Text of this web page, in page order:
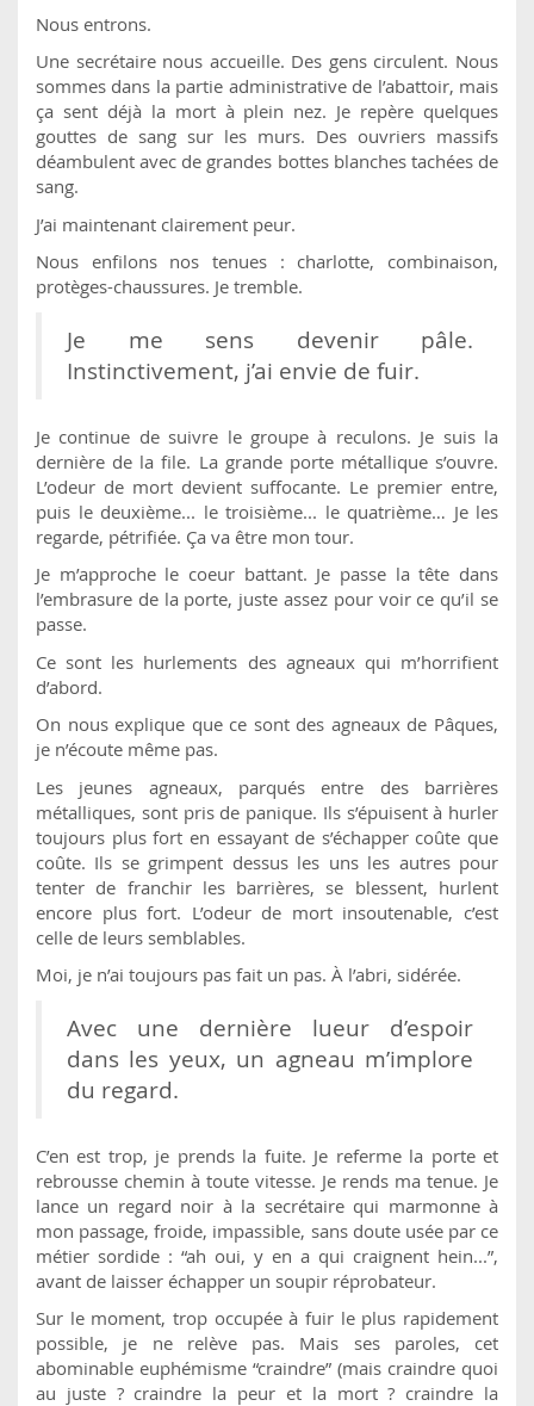
Nous entrons.
Une secrétaire nous accueille. Des gens circulent. Nous
sommes dans la partie administrative de l’abattoir, mais
ça sent déjà la mort à plein nez. Je repère quelques
gouttes de sang sur les murs. Des ouvriers massifs
déambulent avec de grandes bottes blanches tachées de
sang.
J’ai maintenant clairement peur.
Nous enfilons nos tenues : charlotte, combinaison,
protèges-chaussures. Je tremble.
Je me sens devenir pâle.
Instinctivement, j’ai envie de fuir.
Je continue de suivre le groupe à reculons. Je suis la
dernière de la file. La grande porte métallique s’ouvre.
L’odeur de mort devient suffocante. Le premier entre,
puis le deuxième... le troisième... le quatrième… Je les
regarde, pétrifiée. Ça va être mon tour.
Je m’approche le coeur battant. Je passe la tête dans
l’embrasure de la porte, juste assez pour voir ce qu’il se
passe.
Ce sont les hurlements des agneaux qui m’horrifient
d’abord.
On nous explique que ce sont des agneaux de Pâques,
je n’écoute même pas.
Les jeunes agneaux, parqués entre des barrières
métalliques, sont pris de panique. Ils s’épuisent à hurler
toujours plus fort en essayant de s’échapper coûte que
coûte. Ils se grimpent dessus les uns les autres pour
tenter de franchir les barrières, se blessent, hurlent
encore plus fort. L’odeur de mort insoutenable, c’est
celle de leurs semblables.
Moi, je n’ai toujours pas fait un pas. À l’abri, sidérée.
Avec une dernière lueur d’espoir
dans les yeux, un agneau m’implore
du regard.
C’en est trop, je prends la fuite. Je referme la porte et
rebrousse chemin à toute vitesse. Je rends ma tenue. Je
lance un regard noir à la secrétaire qui marmonne à
mon passage, froide, impassible, sans doute usée par ce
métier sordide : “ah oui, y en a qui craignent hein...”,
avant de laisser échapper un soupir réprobateur.
Sur le moment, trop occupée à fuir le plus rapidement
possible, je ne relève pas. Mais ses paroles, cet
abominable euphémisme “craindre” (mais craindre quoi
au juste ? craindre la peur et la mort ? craindre la